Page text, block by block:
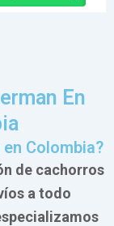
En
Colombia?
de cachorros
a todo